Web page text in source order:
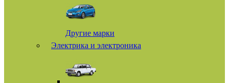
Другие марки
Электрика и электроника